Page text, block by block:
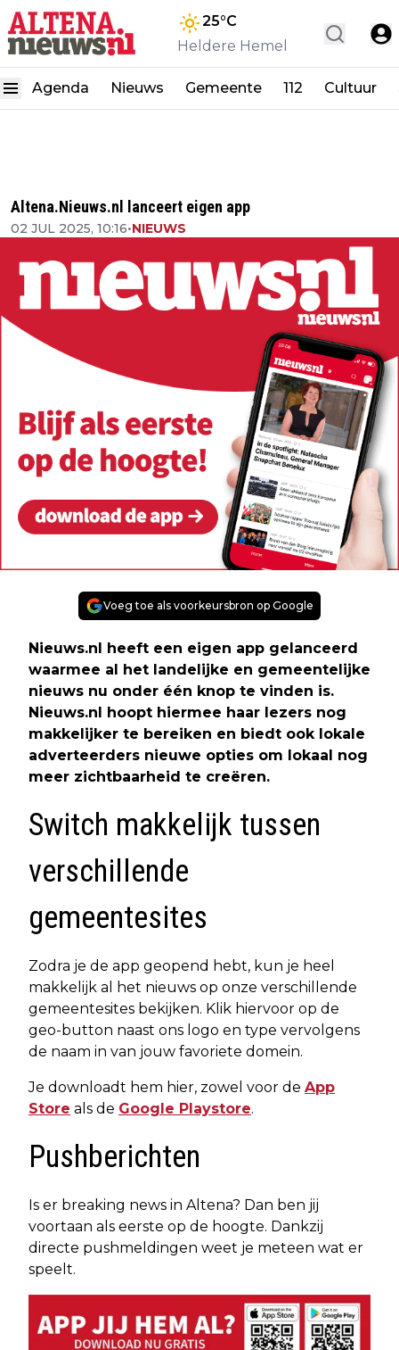
25°C
Heldere Hemel
Agenda Nieuws Gemeente 112 Cultuur
Altena.Nieuws.nl lanceert eigen app
02 JUL 2025, 10:16•NIEUWS
Voeg toe als voorkeursbron op Google
Nieuws.nl heeft een eigen app gelanceerd
waarmee al het landelijke en gemeentelijke
nieuws nu onder één knop te vinden is.
Nieuws.nl hoopt hiermee haar lezers nog
makkelijker te bereiken en biedt ook lokale
adverteerders nieuwe opties om lokaal nog
meer zichtbaarheid te creëren.
Switch makkelijk tussen
verschillende
gemeentesites
Zodra je de app geopend hebt, kun je heel
makkelijk al het nieuws op onze verschillende
gemeentesites bekijken. Klik hiervoor op de
geo-button naast ons logo en type vervolgens
de naam in van jouw favoriete domein.
Je downloadt hem hier, zowel voor de App
Store als de Google Playstore.
Pushberichten
Is er breaking news in Altena? Dan ben jij
voortaan als eerste op de hoogte. Dankzij
directe pushmeldingen weet je meteen wat er
speelt.